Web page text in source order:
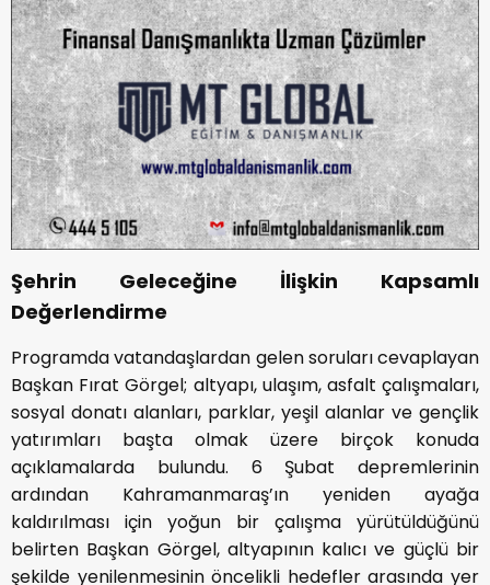
Şehrin Geleceğine İlişkin Kapsamlı
Değerlendirme
Programda vatandaşlardan gelen soruları cevaplayan
Başkan Fırat Görgel; altyapı, ulaşım, asfalt çalışmaları,
sosyal donatı alanları, parklar, yeşil alanlar ve gençlik
yatırımları başta olmak üzere birçok konuda
açıklamalarda bulundu. 6 Şubat depremlerinin
ardından Kahramanmaraş’ın yeniden ayağa
kaldırılması için yoğun bir çalışma yürütüldüğünü
belirten Başkan Görgel, altyapının kalıcı ve güçlü bir
şekilde yenilenmesinin öncelikli hedefler arasında yer